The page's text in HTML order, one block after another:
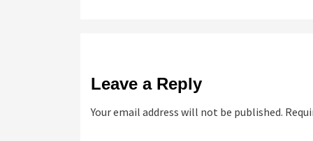
Leave a Reply
Your email address will not be published.